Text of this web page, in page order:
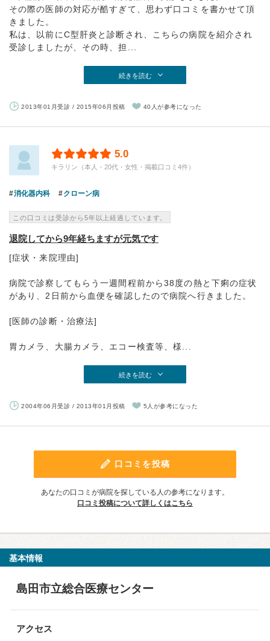
その際の医師の対応が酷すぎて、思わず口コミを書かせて頂
きました。
私は、以前にC型肝炎と診断され、こちらの病院を紹介され
受診しましたが、その時、担...
続きを読む
2013年01月受診 / 2015年06月投稿 40人が参考になった
5.0
キラリン（本人・20代・女性・掲載口コミ4件）
消化器内科 クローン病
この口コミは受診から5年以上経過しています。
退院してから9年経ちますが元気です
[症状・来院理由]
病院で診察してもらう一週間程前から38度の熱と下痢の症状
があり、2日前から血便を確認したので病院へ行きました。
[医師の診断・治療法]
胃カメラ、大腸カメラ、エコー検査等、様...
続きを読む
2004年06月受診 / 2013年01月投稿 5人が参考になった
口コミを投稿
あなたの口コミが病院を探している人の参考になります。
口コミ投稿について詳しくはこちら
基本情報
島田市立総合医療センター
アクセス